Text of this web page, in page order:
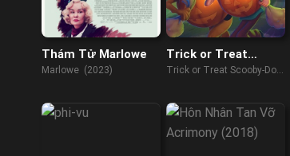
Thám Tử Marlowe
Marlowe (2023)
Trick or Treat
Scooby-Doo!
Trick or Treat Scooby-Doo!